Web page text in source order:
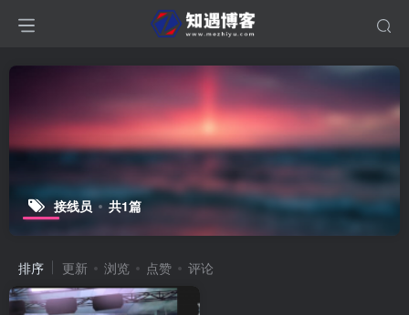
接线员 共1篇
排序 更新 浏览 点赞 评论